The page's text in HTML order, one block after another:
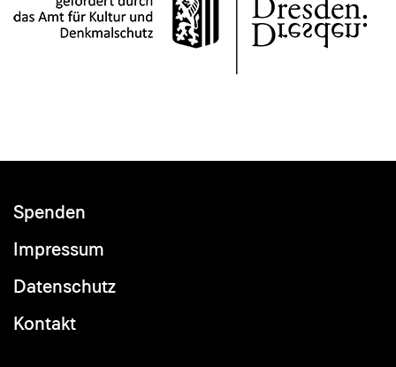
Footer
menu
Spenden
Impressum
Datenschutz
Kontakt